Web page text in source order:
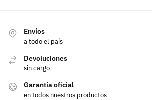
Envíos
a todo el país
Devoluciones
sin cargo
Garantía oficial
en todos nuestros productos